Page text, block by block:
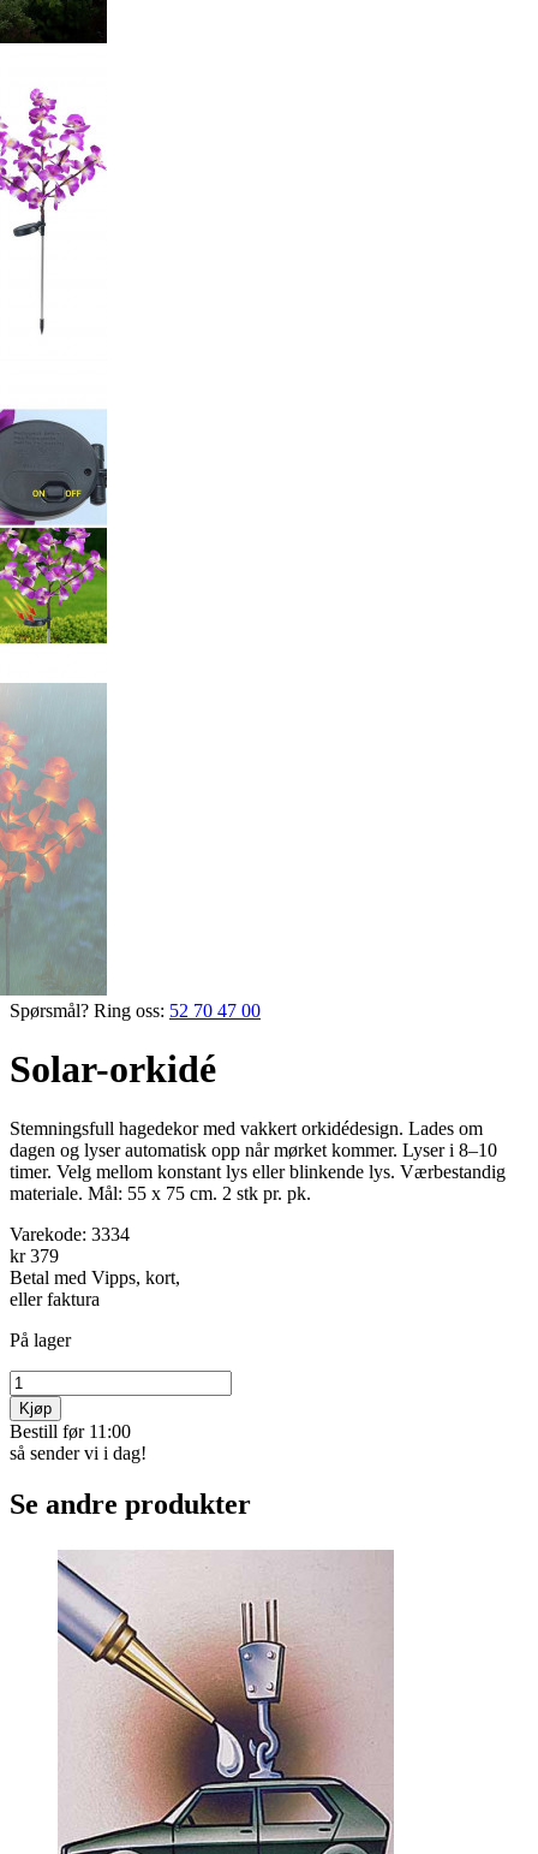
Spørsmål? Ring oss: 52 70 47 00
Solar-orkidé
Stemningsfull hagedekor med vakkert orkidédesign. Lades om
dagen og lyser automatisk opp når mørket kommer. Lyser i 8–10
timer. Velg mellom konstant lys eller blinkende lys. Værbestandig
materiale. Mål: 55 x 75 cm. 2 stk pr. pk.
Varekode: 3334
kr 379
Betal med Vipps, kort,
eller faktura
På lager
Kjøp
Bestill før 11:00
så sender vi i dag!
Se andre produkter